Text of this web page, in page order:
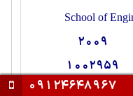
School of
2009
1002959
9
09124648967